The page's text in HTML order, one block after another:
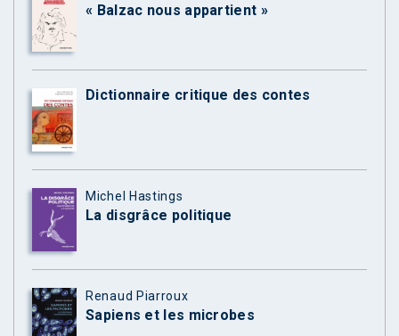
« Balzac nous appartient »
Dictionnaire critique des contes
Michel Hastings
La disgrâce politique
Renaud Piarroux
Sapiens et les microbes